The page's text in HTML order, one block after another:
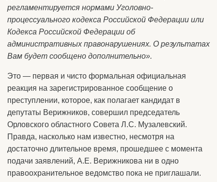
регламентируется нормами Уголовно­
процессуального кодекса Российской Федерации или
Кодекса Российской Федерации об
административных правонарушениях. О результатах
Вам будет сообщено дополнительно».
Это — первая и чисто формальная официальная
реакция на зарегистрированное сообщение о
преступлении, которое, как полагает кандидат в
депутаты Верижников, совершил председатель
Орловского областного Совета Л.С. Музалевский.
Правда, насколько нам известно, несмотря на
достаточно длительное время, прошедшее с момента
подачи заявлений, А.Е. Верижникова ни в одно
правоохранительное ведомство пока не приглашали.